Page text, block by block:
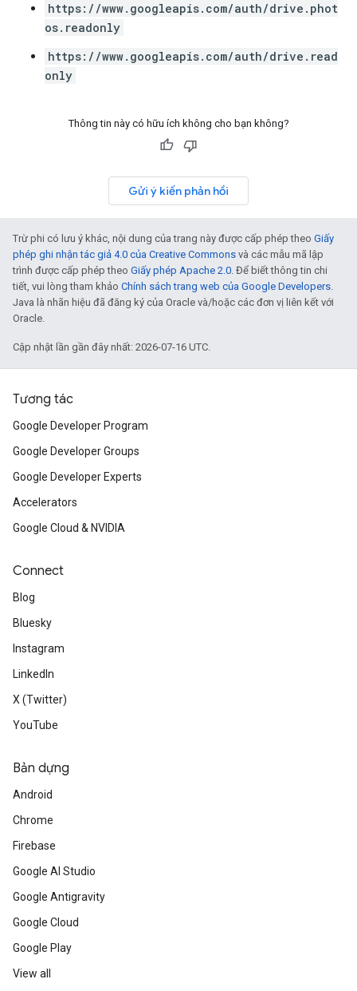
https://www.googleapis.com/auth/drive.phot
os.readonly
https://www.googleapis.com/auth/drive.read
only
Thông tin này có hữu ích không cho bạn không?
Gửi ý kiến phản hồi
Trừ phi có lưu ý khác, nội dung của trang này được cấp phép theo Giấy
phép ghi nhận tác giả 4.0 của Creative Commons và các mẫu mã lập
trình được cấp phép theo Giấy phép Apache 2.0. Để biết thông tin chi
tiết, vui lòng tham khảo Chính sách trang web của Google Developers.
Java là nhãn hiệu đã đăng ký của Oracle và/hoặc các đơn vị liên kết với
Oracle.
Cập nhật lần gần đây nhất: 2026-07-16 UTC.
Tương tác
Google Developer Program
Google Developer Groups
Google Developer Experts
Accelerators
Google Cloud & NVIDIA
Connect
Blog
Bluesky
Instagram
LinkedIn
X (Twitter)
YouTube
Bản dựng
Android
Chrome
Firebase
Google AI Studio
Google Antigravity
Google Cloud
Google Play
View all